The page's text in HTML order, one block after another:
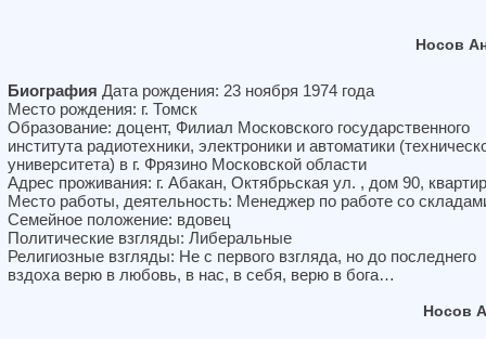
Носов
Биография Дата рождения: 23 ноября 1974 года
Место рождения: г. Томск
Образование: доцент, Филиал Московского государственного
института радиотехники, электроники и автоматики
университета) в г. Фрязино Московской области
Адрес проживания: г. Абакан, Октябрьская ул. , дом 90,
Место работы, деятельность: Менеджер по работе со
Семейное положение: вдовец
Политические взгляды: Либеральные
Религиозные взгляды: Не с первого взгляда, но до последнего
вздоха верю в любовь, в нас, в себя, верю в бога…
Носов